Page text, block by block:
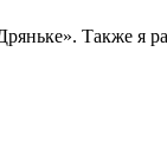
Также я